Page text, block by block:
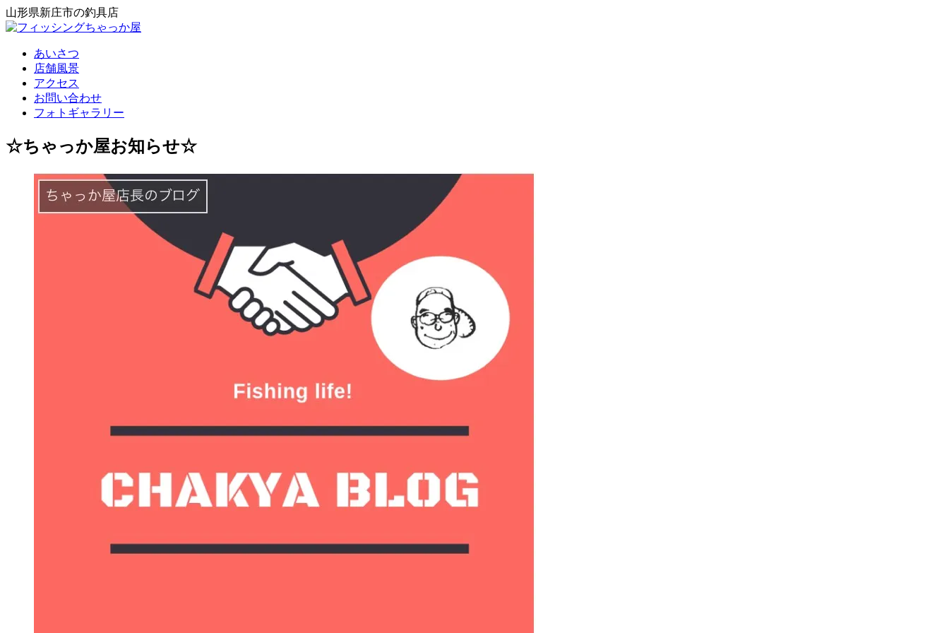
山形県新庄市の釣具店
あいさつ
店舗風景
アクセス
お問い合わせ
フォトギャラリー
☆ちゃっか屋お知らせ☆